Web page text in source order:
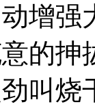
增强
的
叫